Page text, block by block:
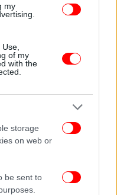
my
of my
with the
storage
on web or
be sent to
τους διαύλους για
πριν από το
ανέφερε μια πηγή.